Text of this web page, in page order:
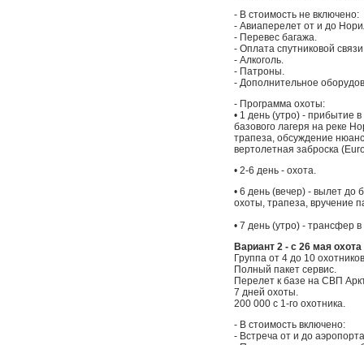
- В стоимость не включено:
- Авиаперелет от и до
- Перевес багажа.
- Оплата спутниковой
- Алкоголь.
- Патроны.
- Дополнительное
- Программа охоты:
• 1 день (утро) - прибытие
базового лагеря на реке
трапеза, обсуждение
вертолетная заброска
• 2-6 день - охота.
• 6 день (вечер) - вылет до
охоты, трапеза, вручение
• 7 день (утро) - трансфер
Вариант 2 - с 26 мая
Группа от 4 до 10
Полный пакет сервис.
Перелет к базе на СВП
7 дней охоты.
200 000 с 1-го охотника.
- В стоимость включено:
- Встреча от и до